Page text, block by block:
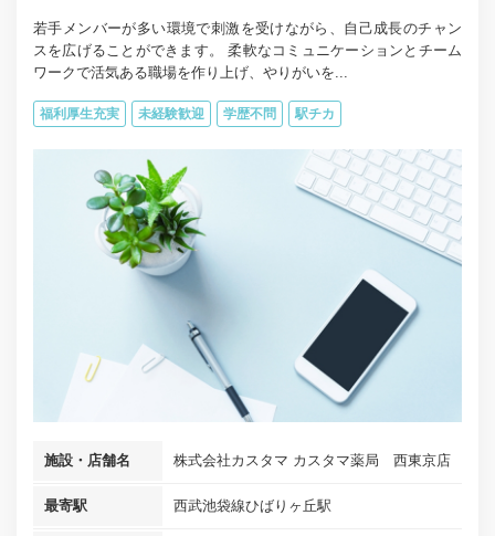
若手メンバーが多い環境で刺激を受けながら、自己成長のチャン
スを広げることができます。 柔軟なコミュニケーションとチーム
ワークで活気ある職場を作り上げ、やりがいを...
福利厚生充実 未経験歓迎 学歴不問 駅チカ
施設・店舗名 株式会社カスタマ カスタマ薬局 西東京店
最寄駅 西武池袋線ひばりヶ丘駅